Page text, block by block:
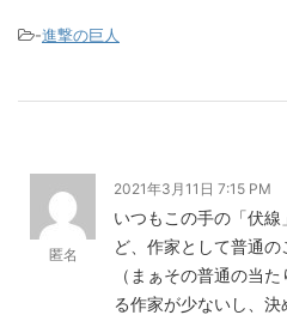
-進撃の巨人
匿名
2021年3月11日 7:15 PM
いつもこの手の「伏
ど、作家として普通の
（まぁその普通の当
る作家が少ないし、